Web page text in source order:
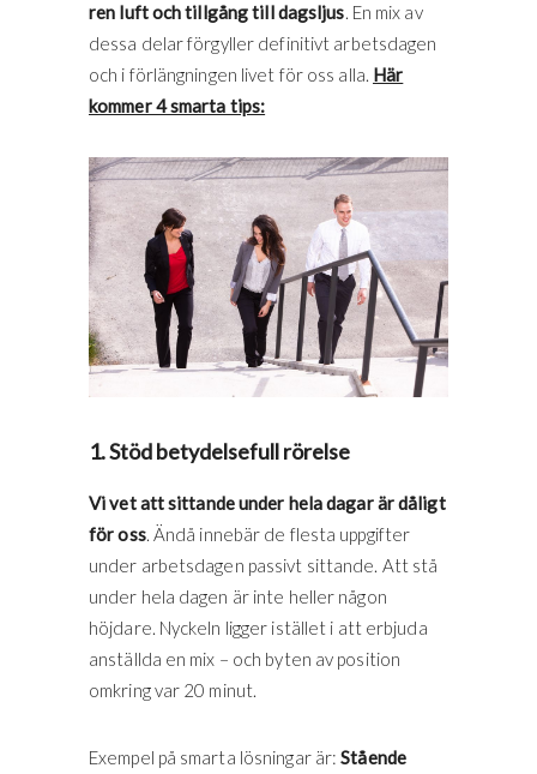
ren luft och tillgång till dagsljus. En mix av
dessa delar förgyller definitivt arbetsdagen
och i förlängningen livet för oss alla. Här
kommer 4 smarta tips:
1. Stöd betydelsefull rörelse
Vi vet att sittande under hela dagar är dåligt
för oss. Ändå innebär de flesta uppgifter
under arbetsdagen passivt sittande. Att stå
under hela dagen är inte heller någon
höjdare. Nyckeln ligger istället i att erbjuda
anställda en mix – och byten av position
omkring var 20 minut.
Exempel på smarta lösningar är:Stående